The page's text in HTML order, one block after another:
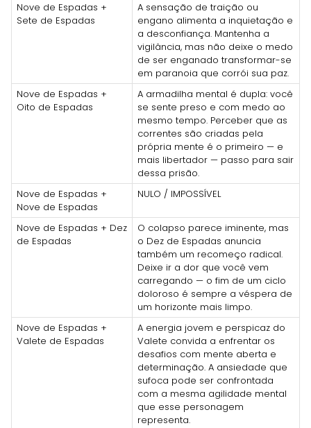
Nove de Espadas +
Sete de Espadas
A sensação de traição ou
engano alimenta a inquietação e
a desconfiança. Mantenha a
vigilância, mas não deixe o medo
de ser enganado transformar-se
em paranoia que corrói sua paz.
Nove de Espadas +
Oito de Espadas
A armadilha mental é dupla: você
se sente preso e com medo ao
mesmo tempo. Perceber que as
correntes são criadas pela
própria mente é o primeiro — e
mais libertador — passo para sair
dessa prisão.
Nove de Espadas +
Nove de Espadas
NULO / IMPOSSÍVEL
Nove de Espadas + Dez
de Espadas
O colapso parece iminente, mas
o Dez de Espadas anuncia
também um recomeço radical.
Deixe ir a dor que você vem
carregando — o fim de um ciclo
doloroso é sempre a véspera de
um horizonte mais limpo.
Nove de Espadas +
Valete de Espadas
A energia jovem e perspicaz do
Valete convida a enfrentar os
desafios com mente aberta e
determinação. A ansiedade que
sufoca pode ser confrontada
com a mesma agilidade mental
que esse personagem
representa.